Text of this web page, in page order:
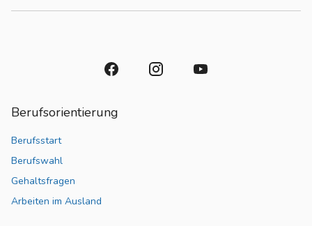
Berufsorientierung
Berufsstart
Berufswahl
Gehaltsfragen
Arbeiten im Ausland